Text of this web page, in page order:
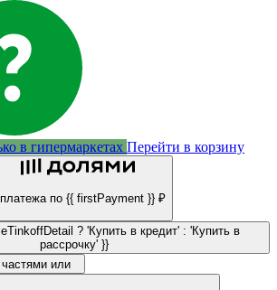
в гипермаркетах Перейти в корзину
по {{ firstPayment }} ₽
? 'Купить в кредит' : 'Купить в
рассрочку' }}
частями или